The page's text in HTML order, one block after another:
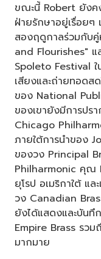
ขณะนี้ Robert ยังค
ฝ่ายรักษาอยู่เรื่อยๆ
สองฤดูกาลร่วมกับ
and Flourishes" แ
Spoleto Festival
เสียงและถ่ายทอดส
ของ National
ของเขายังมีการป
Chicago
ภายใต้การนำของ
ของวง Principal
Philharmonic คุณ
ยุโรป อเมริกาใต้ แ
วง Canadian
ยังได้แสดงและบันทึ
Empire Brass รว
มากมาย